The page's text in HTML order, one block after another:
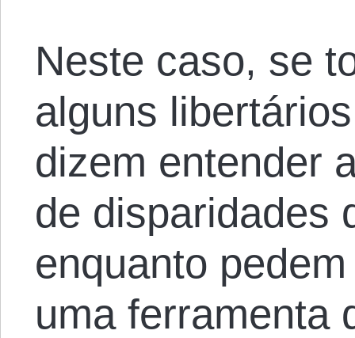
Neste caso, se
alguns
dizem entender
de disparidades
enquanto
uma ferramenta